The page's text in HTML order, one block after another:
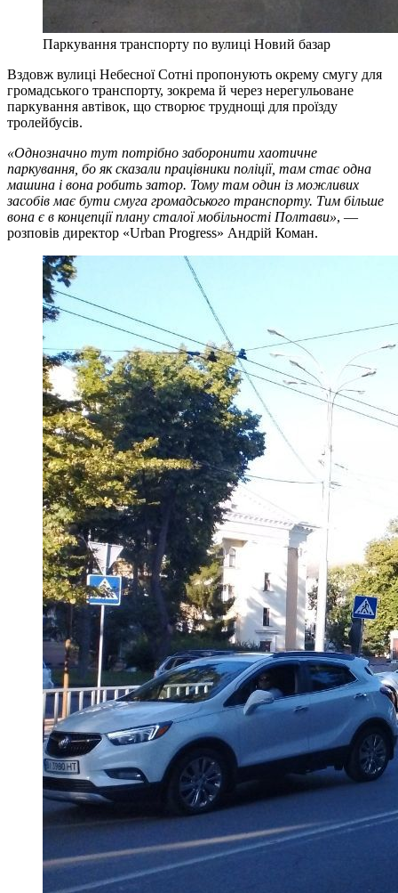
Паркування транспорту по вулиці Новий базар
Вздовж вулиці Небесної Сотні пропонують окрему смугу для
громадського транспорту, зокрема й через нерегульоване
паркування автівок, що створює труднощі для проїзду
тролейбусів.
«Однозначно тут потрібно заборонити хаотичне
паркування, бо як сказали працівники поліції, там стає одна
машина і вона робить затор. Тому там один із можливих
засобів має бути смуга громадського транспорту. Тим більше
вона є в концепції плану сталої мобільності Полтави», —
розповів директор «Urban Progress» Андрій Коман.